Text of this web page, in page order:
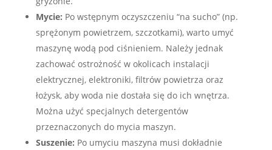
Mycie: Po wstępnym oczyszczeniu “na sucho” (np.
sprężonym powietrzem, szczotkami), warto umyć
maszynę wodą pod ciśnieniem. Należy jednak
zachować ostrożność w okolicach instalacji
elektrycznej, elektroniki, filtrów powietrza oraz
łożysk, aby woda nie dostała się do ich wnętrza.
Można użyć specjalnych detergentów
przeznaczonych do mycia maszyn.
Suszenie: Po umyciu maszyna musi dokładnie